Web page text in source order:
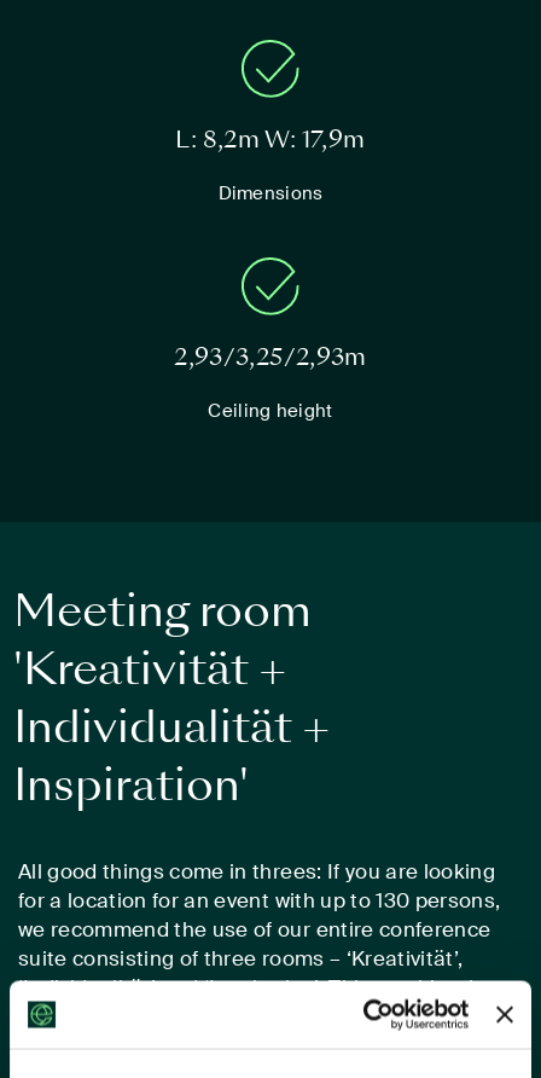
L: 8,2m W: 17,9m
Dimensions
2,93/3,25/2,93m
Ceiling height
Meeting room
'Kreativität +
Individualität +
Inspiration'
All good things come in threes: If you are looking
for a location for an event with up to 130 persons,
we recommend the use of our entire conference
suite consisting of three rooms – ‘Kreativität’,
‘Individualität’ and ‘Inspiration’. This combination
provides you with 150 square metres of space that